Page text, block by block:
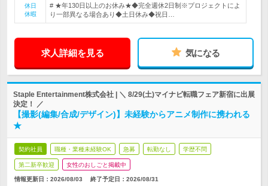
休日
休暇
# ★年130日以上のお休み★◆完全週休2日制※プロジェクトによ
り一部異なる場合あり◆土日休み◆祝日…
求人詳細を見る 気になる
Staple Entertainment株式会社 | ＼ 8/29(土)マイナビ転職フェア新宿に出展
決定！ ／
【撮影(編集/合成/デザイン)】未経験からアニメ制作に携われる
★
契約社員 職種・業種未経験OK 急募 転勤なし 学歴不問
第二新卒歓迎 女性のおしごと掲載中
情報更新日：2026/08/03 終了予定日： 2026/08/31